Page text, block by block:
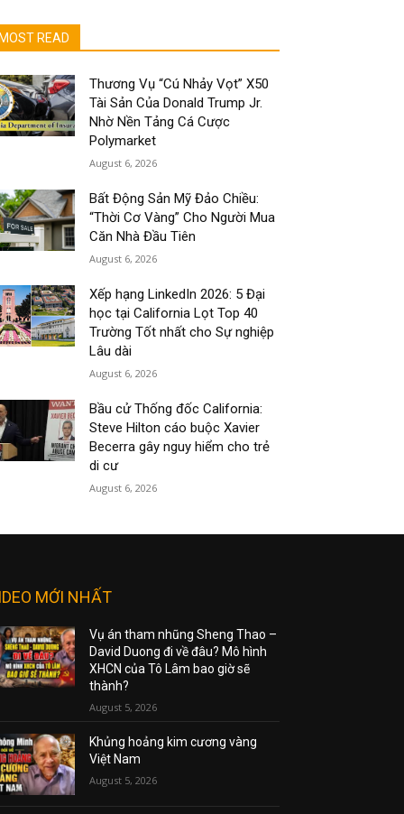
MOST READ
Thương Vụ “Cú Nhảy Vọt” X50
Tài Sản Của Donald Trump Jr.
Nhờ Nền Tảng Cá Cược
Polymarket
August 6, 2026
Bất Động Sản Mỹ Đảo Chiều:
“Thời Cơ Vàng” Cho Người Mua
Căn Nhà Đầu Tiên
August 6, 2026
Xếp hạng LinkedIn 2026: 5 Đại
học tại California Lọt Top 40
Trường Tốt nhất cho Sự nghiệp
Lâu dài
August 6, 2026
Bầu cử Thống đốc California:
Steve Hilton cáo buộc Xavier
Becerra gây nguy hiểm cho trẻ
di cư
August 6, 2026
MỚI NHẤT
Vụ án tham nhũng Sheng Thao –
David Duong đi về đâu? Mô hình
XHCN của Tô Lâm bao giờ sẽ
thành?
August 5, 2026
Khủng hoảng kim cương vàng
Việt Nam
August 5, 2026